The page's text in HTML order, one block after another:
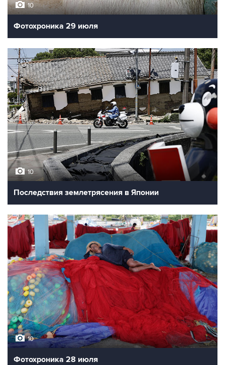
10
Фотохроника 29 июля
10
Последствия землетрясения в Японии
10
Фотохроника 28 июля